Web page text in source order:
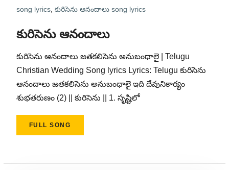
song lyrics, కురిసెను ఆనందాలు song lyrics
కురిసెను ఆనందాలు
కురిసెను ఆనందాలు జతకలిసెను అనుబంధాలై | Telugu
Christian Wedding Song lyrics Lyrics: Telugu కురిసెను
ఆనందాలు జతకలిసెను అనుబంధాలై ఇది దేవునికార్యం
శుభతరుణం (2) || కురిసెను || 1. సృష్టిలో
FULL SONG